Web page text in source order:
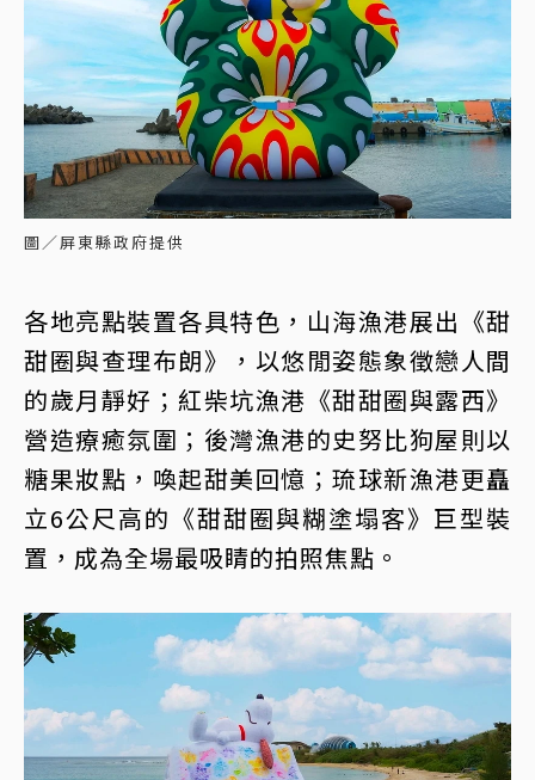
圖／屏東縣政府提供
各地亮點裝置各具特色，山海漁港展出《甜
甜圈與查理布朗》，以悠閒姿態象徵戀人間
的歲月靜好；紅柴坑漁港《甜甜圈與露西》
營造療癒氛圍；後灣漁港的史努比狗屋則以
糖果妝點，喚起甜美回憶；琉球新漁港更矗
立6公尺高的《甜甜圈與糊塗塌客》巨型裝
置，成為全場最吸睛的拍照焦點。